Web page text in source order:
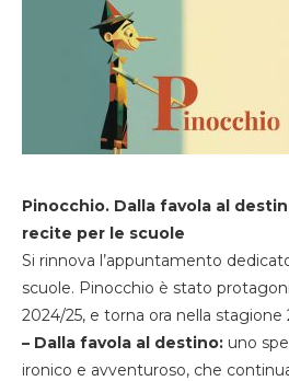
Pinocchio. Dalla favola al
recite per le scuole
Si rinnova l’appuntamento
scuole. Pinocchio è stato
2024/25, e torna ora nella stagione
– Dalla favola al destino: uno
ironico e avventuroso, che